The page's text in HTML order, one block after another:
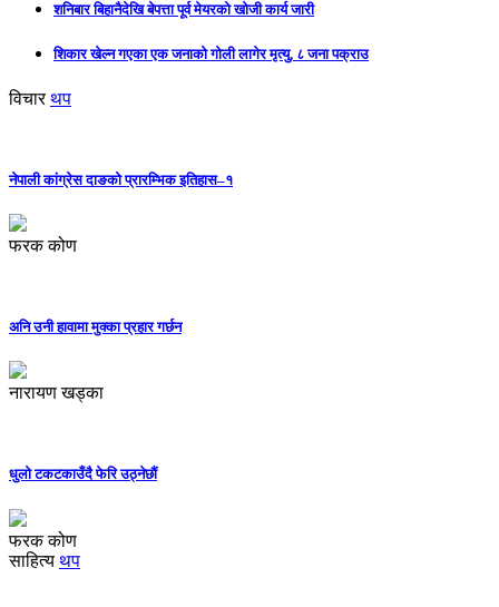
शनिबार बिहानैदेखि बेपत्ता पूर्व मेयरको खोजी कार्य जारी
शिकार खेल्न गएका एक जनाको गोली लागेर मृत्यु, ८ जना पक्राउ
विचार थप
नेपाली कांग्रेस दाङको प्रारम्भिक इतिहास–१
फरक कोण
अनि उनी हावामा मुक्का प्रहार गर्छन
नारायण खड्का
धुलो टकटकाउँदै फेरि उठ्नेछौं
फरक कोण
साहित्य थप